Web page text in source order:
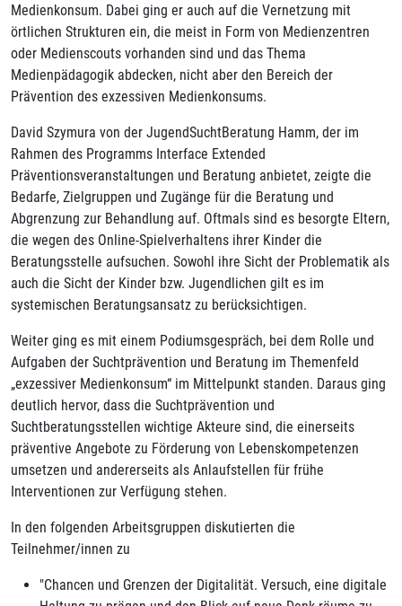
Medienkonsum. Dabei ging er auch auf die Vernetzung mit
örtlichen Strukturen ein, die meist in Form von Medienzentren
oder Medienscouts vorhanden sind und das Thema
Medienpädagogik abdecken, nicht aber den Bereich der
Prävention des exzessiven Medienkonsums.
David Szymura von der JugendSuchtBeratung Hamm, der im
Rahmen des Programms Interface Extended
Präventionsveranstaltungen und Beratung anbietet, zeigte die
Bedarfe, Zielgruppen und Zugänge für die Beratung und
Abgrenzung zur Behandlung auf. Oftmals sind es besorgte Eltern,
die wegen des Online-Spielverhaltens ihrer Kinder die
Beratungsstelle aufsuchen. Sowohl ihre Sicht der Problematik als
auch die Sicht der Kinder bzw. Jugendlichen gilt es im
systemischen Beratungsansatz zu berücksichtigen.
Weiter ging es mit einem Podiumsgespräch, bei dem Rolle und
Aufgaben der Suchtprävention und Beratung im Themenfeld
„exzessiver Medienkonsum“ im Mittelpunkt standen. Daraus ging
deutlich hervor, dass die Suchtprävention und
Suchtberatungsstellen wichtige Akteure sind, die einerseits
präventive Angebote zu Förderung von Lebenskompetenzen
umsetzen und andererseits als Anlaufstellen für frühe
Interventionen zur Verfügung stehen.
In den folgenden Arbeitsgruppen diskutierten die
Teilnehmer/innen zu
"Chancen und Grenzen der Digitalität. Versuch, eine digitale